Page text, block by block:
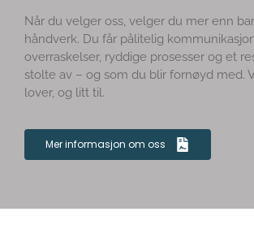
Når du velger oss, velger du mer enn
håndverk. Du får pålitelig
overraskelser, ryddige prosesser og et
stolte av – og som du blir fornøyd med.
lover, og litt til.
Mer informasjon om oss